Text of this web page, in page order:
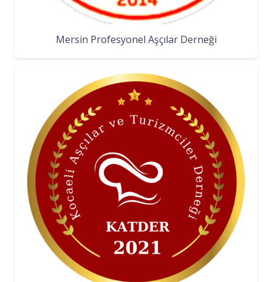
Mersin Profesyonel Aşçılar Derneği